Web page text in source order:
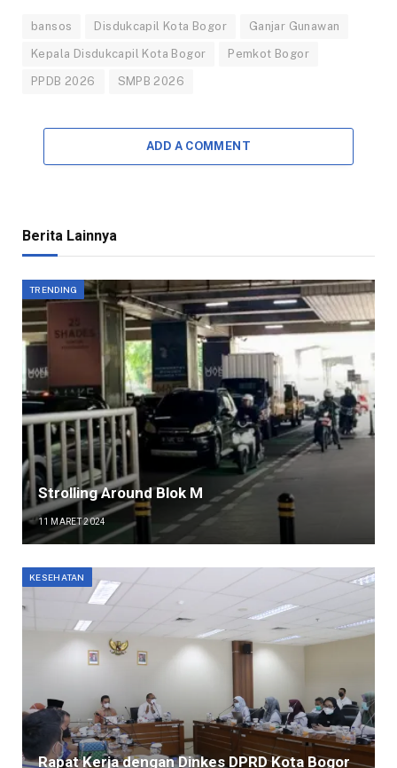
bansos Disdukcapil Kota Bogor Ganjar Gunawan
Kepala Disdukcapil Kota Bogor Pemkot Bogor
PPDB 2026 SMPB 2026
ADD A COMMENT
Berita Lainnya
TRENDING
Strolling Around Blok M
11 MARET 2024
KESEHATAN
Rapat Kerja dengan Dinkes DPRD Kota Bogor